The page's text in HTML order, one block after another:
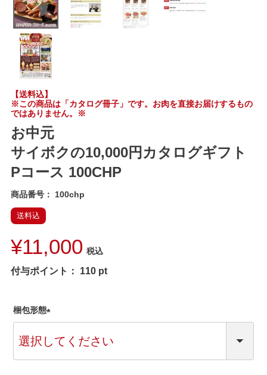
【送料込】
※この商品は「カタログ冊子」です。お肉を直接お届けするもの
ではありません。※
お中元
サイボクの10,000円カタログギフト
Pコース 100CHP
商品番号 100chp
送料込
¥11,000 税込
付与ポイント： 110 pt
梱包形態
必